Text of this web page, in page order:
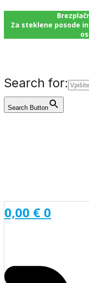
Za steklene posode
Search for:
Search Button
0,00 € 0